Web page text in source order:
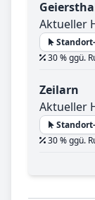
Aktueller
30 % ggü.
Zeilarn
Aktueller
30 % ggü.